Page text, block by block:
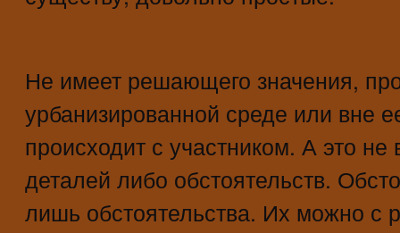
Не имеет решающего значения,
урбанизированной среде или вне
происходит с участником. А это не
деталей либо обстоятельств.
лишь обстоятельства. Их можно с